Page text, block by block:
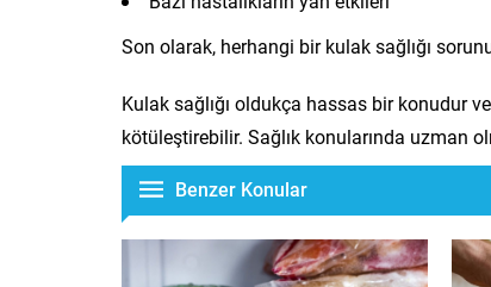
Son olarak, herhangi bir kulak sağlığı
Kulak sağlığı oldukça hassas bir konudur
kötüleştirebilir. Sağlık konularında uzman
Benzer Konular